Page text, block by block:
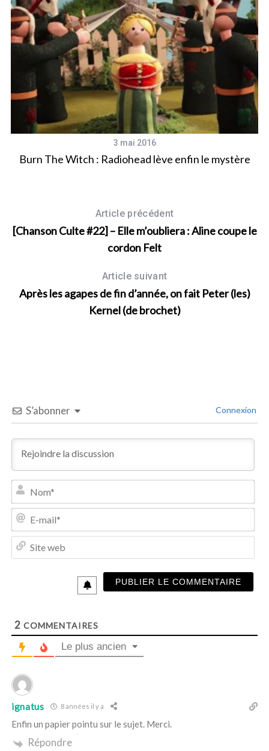
3 mai 2016
Burn The Witch : Radiohead lève enfin le mystère
Article précédent
[Chanson Culte #22] – Elle m’oubliera : Aline coupe le
cordon Felt
Article suivant
Après les agapes de fin d’année, on fait Peter (les)
Kernel (de brochet)
S’abonner Connexion
o
m
E
-
m
i
2 COMMENTAIRES
Le plus ancien
ignatus 8 années il y a
Enfin un papier pointu sur le sujet. Merci.
Répondre